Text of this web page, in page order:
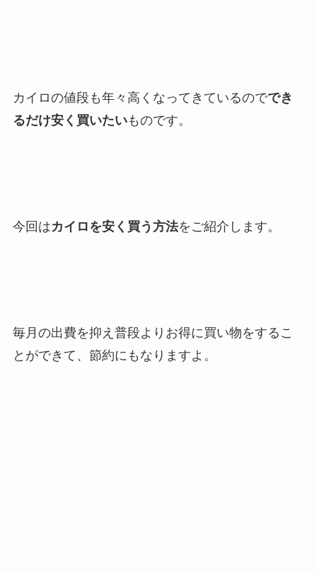
カイロの値段も年々高くなってきているのででき
るだけ安く買いたいものです。
今回はカイロを安く買う方法をご紹介します。
毎月の出費を抑え普段よりお得に買い物をするこ
とができて、節約にもなりますよ。